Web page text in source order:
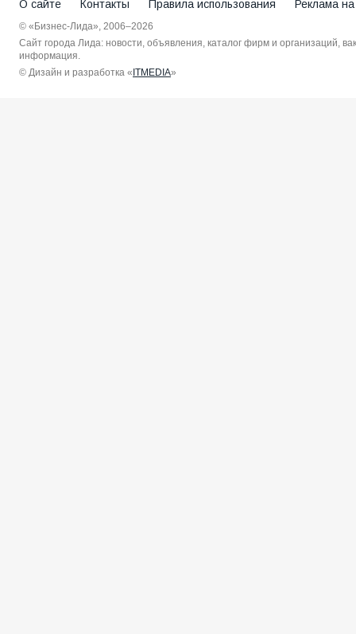
О сайте Контакты Правила использования Реклама
© «Бизнес-Лида», 2006–2026
Сайт города Лида: новости, объявления, каталог фирм и организаций,
информация.
© Дизайн и разработка « ITMEDIA»